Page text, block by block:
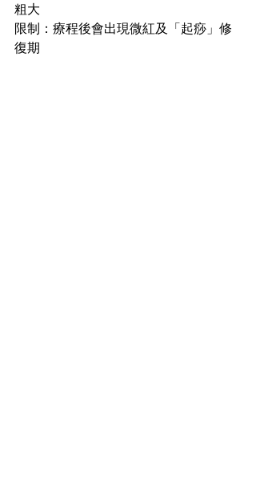
粗大
限制：療程後會出現微紅及「起痧」修
復期